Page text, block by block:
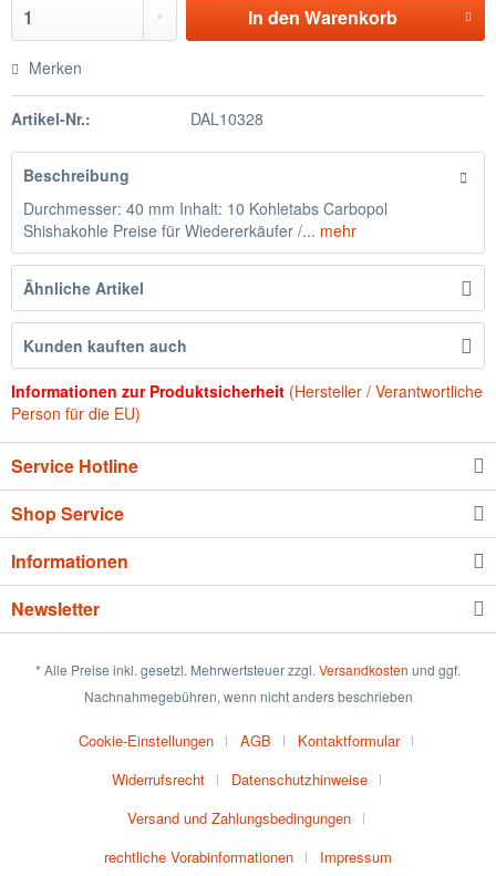
In den Warenkorb
Merken
Artikel-Nr.: DAL10328
Beschreibung
Durchmesser: 40 mm Inhalt: 10 Kohletabs Carbopol
Shishakohle Preise für Wiedererkäufer /... mehr
Ähnliche Artikel
Kunden kauften auch
Informationen zur Produktsicherheit (Hersteller / Verantwortliche
Person für die EU)
Service Hotline
Shop Service
Informationen
Newsletter
* Alle Preise inkl. gesetzl. Mehrwertsteuer zzgl. Versandkosten und ggf.
Nachnahmegebühren, wenn nicht anders beschrieben
Cookie-Einstellungen AGB
Kontaktformular
Widerrufsrecht
Datenschutzhinweise
Versand und Zahlungsbedingungen
rechtliche Vorabinformationen
Impressum